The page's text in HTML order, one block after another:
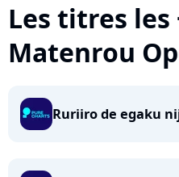
Les titres les
Matenrou
Ruriiro de egaku